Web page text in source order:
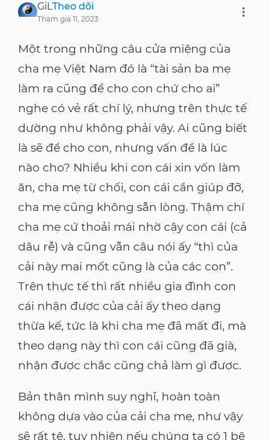
GiLTheo dõi
Tham gia 11, 2023
Một trong những câu cửa miệng của
cha mẹ Việt Nam đó là “tài sản ba mẹ
làm ra cũng để cho con chứ cho ai”
nghe có vẻ rất chí lý, nhưng trên thực tế
dường như không phải vậy. Ai cũng biết
là sẽ để cho con, nhưng vấn đề là lúc
nào cho? Nhiều khi con cái xin vốn làm
ăn, cha mẹ từ chối, con cái cần giúp đỡ,
cha mẹ cũng không sẵn lòng. Thậm chí
cha mẹ cứ thoải mái nhờ cậy con cái (cả
dâu rễ) và cũng vẫn câu nói ấy “thì của
cải này mai mốt cũng là của các con”.
Trên thực tế thì rất nhiều gia đình con
cái nhận được của cải ấy theo dạng
thừa kế, tức là khi cha mẹ đã mất đi, mà
theo dạng này thì con cái cũng đã già,
nhận được chắc cũng chả làm gì được.
Bản thân mình suy nghĩ, hoàn toàn
không dựa vào của cải cha mẹ, như vậy
sẽ rất tệ, tuy nhiên nếu chúng ta có 1 bệ